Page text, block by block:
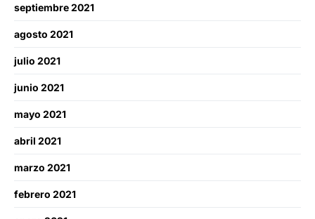
septiembre 2021
agosto 2021
julio 2021
junio 2021
mayo 2021
abril 2021
marzo 2021
febrero 2021